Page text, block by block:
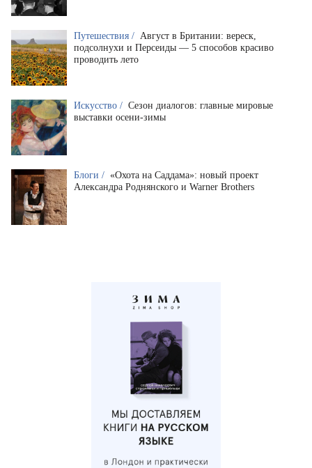
Путешествия / Август в Британии: вереск,
подсолнухи и Персеиды — 5 способов красиво
проводить лето
Искусство / Сезон диалогов: главные мировые
выставки осени-зимы
Блоги / «Охота на Саддама»: новый проект
Александра Роднянского и Warner Brothers